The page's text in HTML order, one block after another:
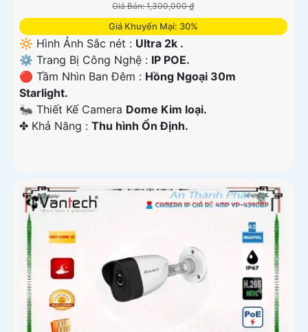
Giá Bán: 1,300,000 ₫
Giá Khuyến Mại: 30%
🔆 Hình Ảnh Sắc nét : Ultra 2k .
⚙ Trang Bị Công Nghệ : IP POE.
🔴 Tầm Nhìn Ban Đêm : Hồng Ngoại 30m
Starlight.
🐜 Thiết Kế Camera Dome Kim loại.
️✤ Khả Năng : Thu hình Ổn Định.